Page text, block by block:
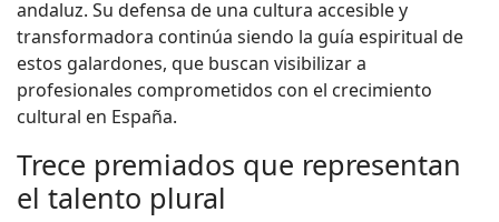
andaluz. Su defensa de una cultura accesible y
transformadora continúa siendo la guía espiritual de
estos galardones, que buscan visibilizar a
profesionales comprometidos con el crecimiento
cultural en España.
Trece premiados que representan
el talento plural